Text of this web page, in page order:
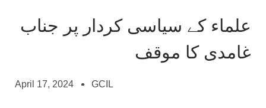
علماء کے سیاسی کردار پر جناب
غامدی کا موقف
April 17, 2024 GCIL